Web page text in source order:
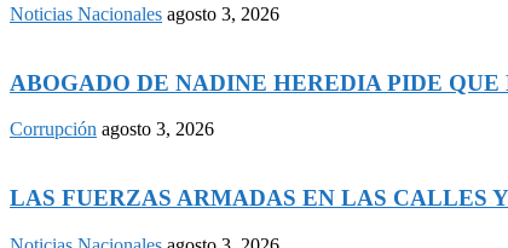
Noticias Nacionales agosto 3, 2026
ABOGADO DE NADINE HEREDIA PIDE
Corrupción agosto 3, 2026
LAS FUERZAS ARMADAS EN LAS CALLES